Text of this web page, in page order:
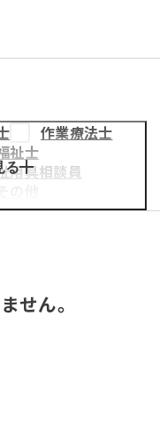
作業療法士
祉士
用具相談員
る
せん。